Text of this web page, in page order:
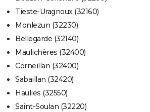
Tieste-Uragnoux (32160)
Monlezun (32230)
Bellegarde (32140)
Maulichères (32400)
Corneillan (32400)
Sabaillan (32420)
Haulies (32550)
Saint-Soulan (32220)